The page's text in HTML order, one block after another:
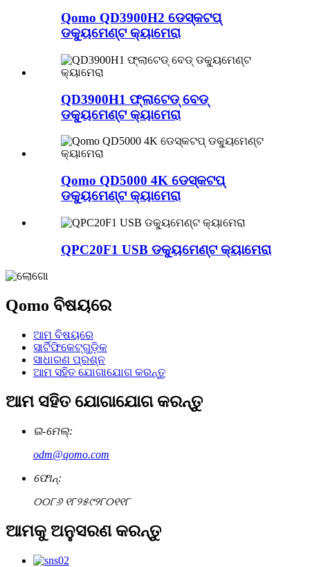
Qomo QD3900H2 ଡେସ୍କଟପ୍
ଡକ୍ୟୁମେଣ୍ଟ କ୍ୟାମେରା
QD3900H1 ଫ୍ଲାଟେଡ୍ ବେଡ୍
ଡକ୍ୟୁମେଣ୍ଟ କ୍ୟାମେରା
Qomo QD5000 4K ଡେସ୍କଟପ୍
ଡକ୍ୟୁମେଣ୍ଟ କ୍ୟାମେରା
QPC20F1 USB ଡକ୍ୟୁମେଣ୍ଟ କ୍ୟାମେରା
Qomo ବିଷୟରେ
ଆମ ବିଷୟରେ
ସାର୍ଟିଫିକେଟ୍‌ଗୁଡ଼ିକ
ସାଧାରଣ ପ୍ରଶ୍ନ
ଆମ ସହିତ ଯୋଗାଯୋଗ କରନ୍ତୁ
ଆମ ସହିତ ଯୋଗାଯୋଗ କରନ୍ତୁ
ଇ-ମେଲ୍:
odm@qomo.com
ଫୋନ୍:
୦୦୮୬ ୧୮୨୫୯୨୮୦୧୧୮
ଆମକୁ ଅନୁସରଣ କରନ୍ତୁ